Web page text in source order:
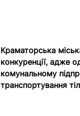
Краматорська
конкуренції, адже
комунальному
транспортування